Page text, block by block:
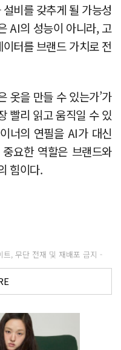
비를 갖추게 될 가능성
AI의 성능이 아니라, 고
터를 브랜드 가치로 전
옷을 만들 수 있는가’가
빨리 읽고 움직일 수 있
너의 연필을 AI가 대신
요한 역할은 브랜드와
힘이다.
, 무단 전재 및 재배포 금지 -